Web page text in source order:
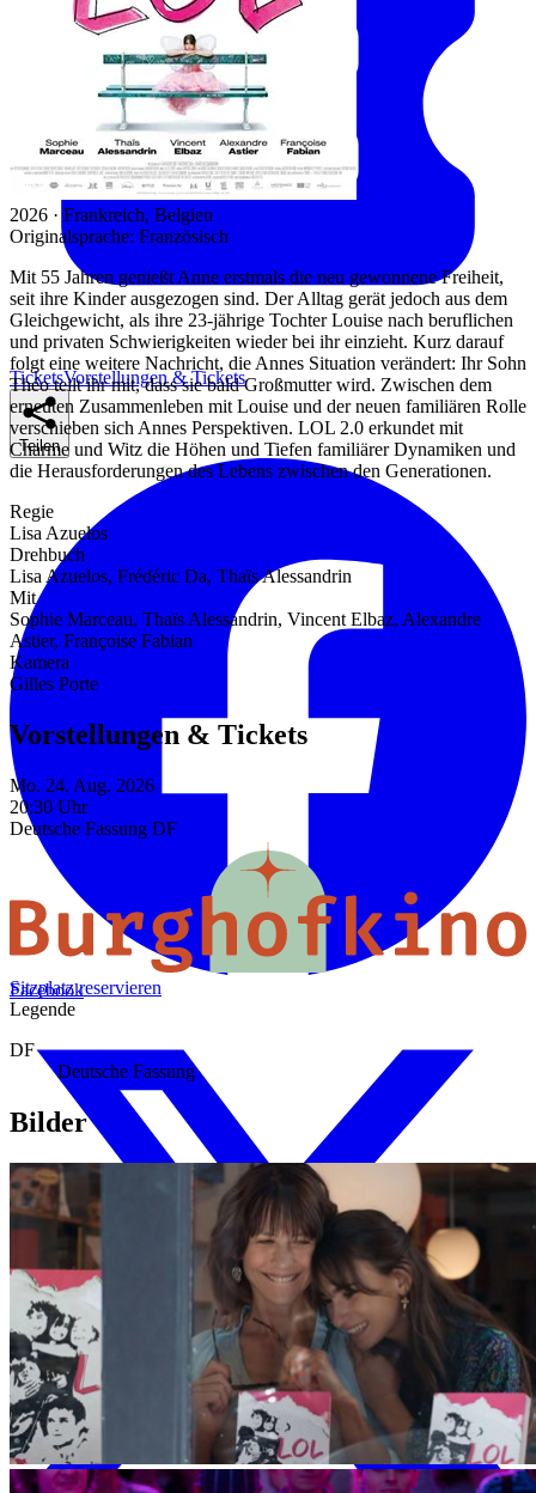
TicketsVorstellungen & Tickets
Teilen
Facebook
2026 · Frankreich, Belgien
Originalsprache: Französisch
Mit 55 Jahren genießt Anne erstmals die neu gewonnene Freiheit,
seit ihre Kinder ausgezogen sind. Der Alltag gerät jedoch aus dem
Gleichgewicht, als ihre 23-jährige Tochter Louise nach beruflichen
und privaten Schwierigkeiten wieder bei ihr einzieht. Kurz darauf
folgt eine weitere Nachricht, die Annes Situation verändert: Ihr Sohn
Théo teilt ihr mit, dass sie bald Großmutter wird. Zwischen dem
erneuten Zusammenleben mit Louise und der neuen familiären Rolle
verschieben sich Annes Perspektiven. LOL 2.0 erkundet mit
Charme und Witz die Höhen und Tiefen familiärer Dynamiken und
die Herausforderungen des Lebens zwischen den Generationen.
Regie
Lisa Azuelos
Drehbuch
Lisa Azuelos, Frédéric Da, Thaïs Alessandrin
Mit
Sophie Marceau, Thaïs Alessandrin, Vincent Elbaz, Alexandre
Astier, Françoise Fabian
Kamera
Gilles Porte
Vorstellungen & Tickets
Mo. 24. Aug. 2026
20:30 Uhr
Deutsche Fassung DF
Sitzplatz reservieren
Legende
DF
Deutsche Fassung
Bilder
Galerie mit 4 Bildern überspringen